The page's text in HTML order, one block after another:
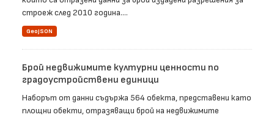
строеж след 2010 година....
GeoJSON
Брой недвижимите културни ценности по
градоустройствени единици
Наборът от данни съдържа 564 обекта, представени като
площни обекти, отразяващи брой на недвижимите